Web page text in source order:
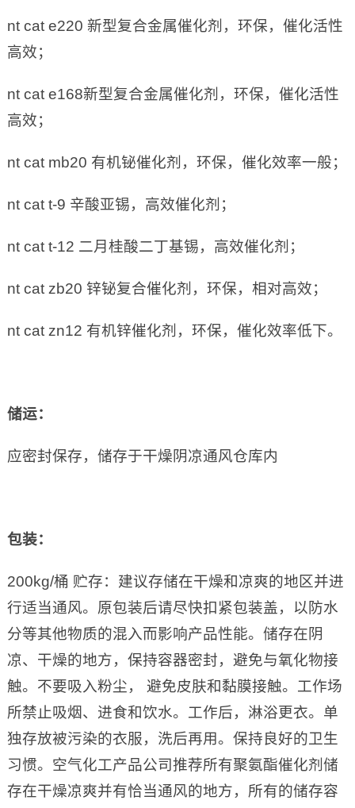
nt cat e220 新型复合金属催化剂，环保，催化活性
高效；
nt cat e168新型复合金属催化剂，环保，催化活性
高效；
nt cat mb20 有机铋催化剂，环保，催化效率一般；
nt cat t-9 辛酸亚锡，高效催化剂；
nt cat t-12 二月桂酸二丁基锡，高效催化剂；
nt cat zb20 锌铋复合催化剂，环保，相对高效；
nt cat zn12 有机锌催化剂，环保，催化效率低下。
储运：
应密封保存，储存于干燥阴凉通风仓库内
包装：
200kg/桶 贮存：建议存储在干燥和凉爽的地区并进
行适当通风。原包装后请尽快扣紧包装盖，以防水
分等其他物质的混入而影响产品性能。储存在阴
凉、干燥的地方，保持容器密封，避免与氧化物接
触。不要吸入粉尘， 避免皮肤和黏膜接触。工作场
所禁止吸烟、进食和饮水。工作后，淋浴更衣。单
独存放被污染的衣服，洗后再用。保持良好的卫生
习惯。空气化工产品公司推荐所有聚氨酯催化剂储
存在干燥凉爽并有恰当通风的地方，所有的储存容